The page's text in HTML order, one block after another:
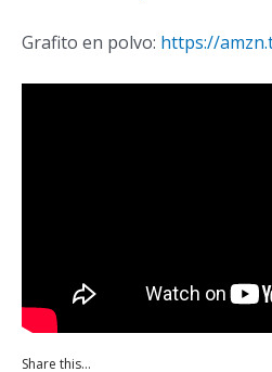
Grafito en polvo: https://
Share this…